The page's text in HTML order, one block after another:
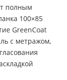
полным
100×85
GreenCoat
с метражом,